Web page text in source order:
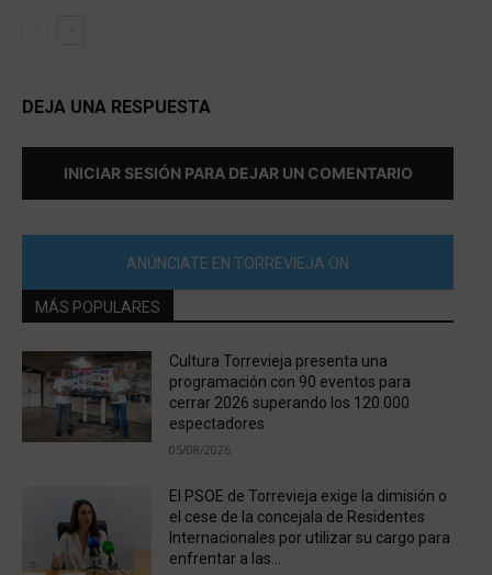
DEJA UNA RESPUESTA
INICIAR SESIÓN PARA DEJAR UN COMENTARIO
ANÚNCIATE EN TORREVIEJA ON
MÁS POPULARES
Cultura Torrevieja presenta una
programación con 90 eventos para
cerrar 2026 superando los 120.000
espectadores
05/08/2026
El PSOE de Torrevieja exige la dimisión o
el cese de la concejala de Residentes
Internacionales por utilizar su cargo para
enfrentar a las...